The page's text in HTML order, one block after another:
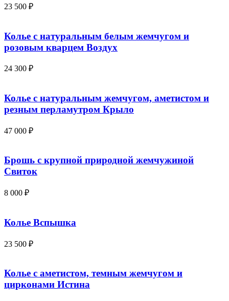
23 500 ₽
Колье с натуральным белым жемчугом и
розовым кварцем Воздух
24 300 ₽
Колье с натуральным жемчугом, аметистом и
резным перламутром Крыло
47 000 ₽
Брошь с крупной природной жемчужиной
Свиток
8 000 ₽
Колье Вспышка
23 500 ₽
Колье с аметистом, темным жемчугом и
цирконами Истина